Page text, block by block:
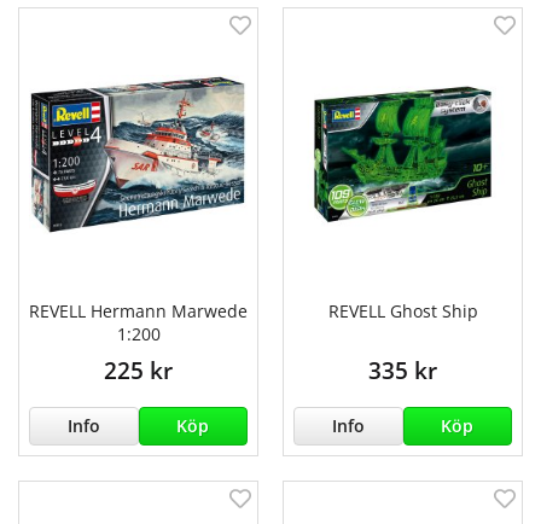
REVELL Hermann Marwede
1:200
225 kr
Info Köp
REVELL Ghost Ship
335 kr
Info Köp